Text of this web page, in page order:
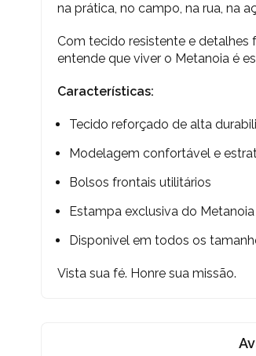
na prática, no campo, na rua, na
Com tecido resistente e detalhes
entende que viver o Metanoia é
Características:
Tecido reforçado de alta
Modelagem confortável e
Bolsos frontais utilitários
Estampa exclusiva do
Disponivel em todos os
Vista sua fé. Honre sua missão.